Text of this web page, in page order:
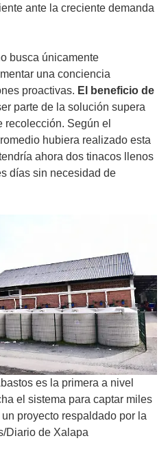
ante la creciente demanda
busca únicamente
una conciencia
proactivas. El beneficio de
parte de la solución supera
recolección. Según el
hubiera realizado esta
ahora dos tinacos llenos
días sin necesidad de
es la primera a nivel
el sistema para captar miles
proyecto respaldado por la
Diario de Xalapa